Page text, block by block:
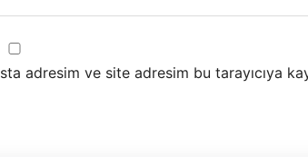
adresim ve site adresim bu tarayıcıya